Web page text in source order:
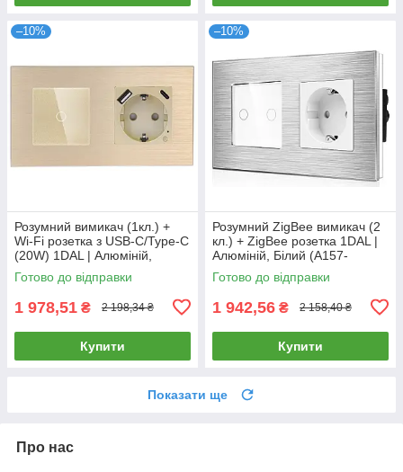
–10%
Розумний вимикач (1кл.) +
Wi-Fi розетка з USB-C/Type-C
(20W) 1DAL | Алюміній,
Золото (A157-GSW1G.WF-
STUTC.WF.GD)
Готово до відправки
1 978,51 ₴ 2 198,34 ₴
Купити
–10%
Розумний ZigBee вимикач (2
кл.) + ZigBee розетка 1DAL |
Алюміній, Білий (A157-
GSW2G.ZB-ST.ZB.WT)
Готово до відправки
1 942,56 ₴ 2 158,40 ₴
Купити
Показати ще
Про нас